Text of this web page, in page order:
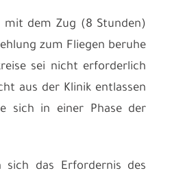
mit dem Zug (8 Stunden)
zum Fliegen beruhe
sei nicht erforderlich
aus der Klinik entlassen
sich in einer Phase der
das Erfordernis des